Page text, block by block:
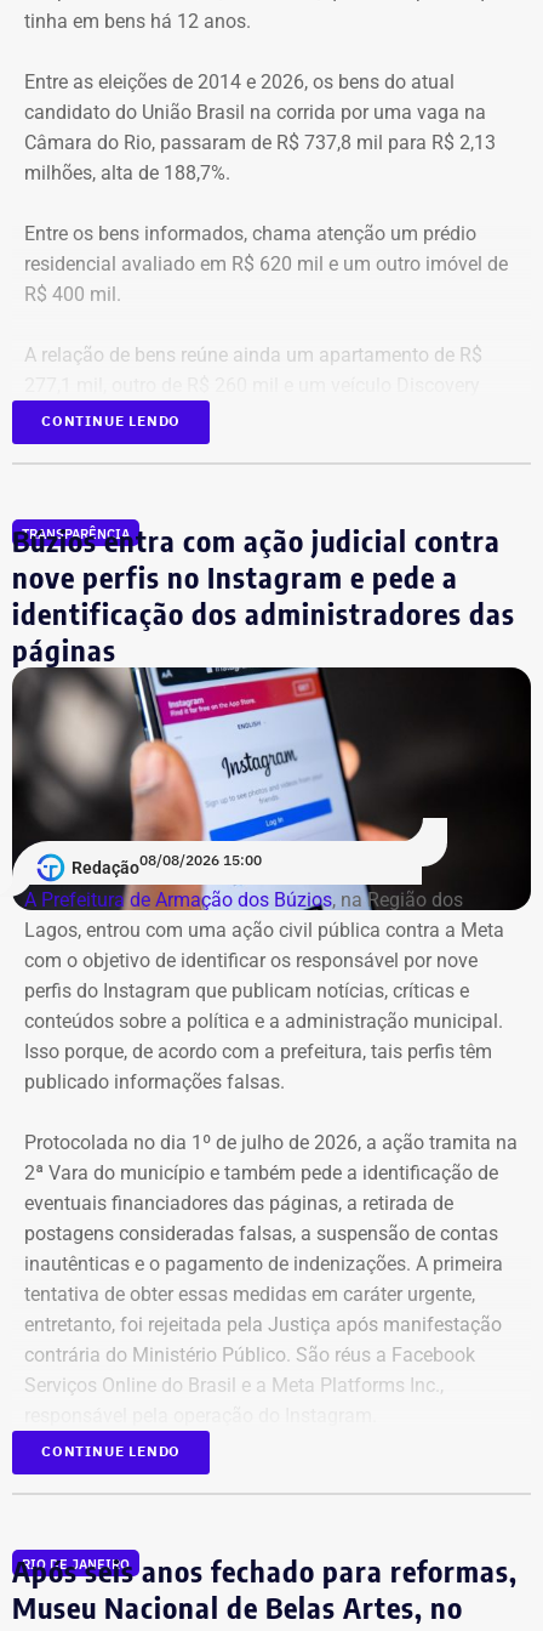
tinha em bens há 12 anos.
Entre as eleições de 2014 e 2026, os bens do atual
candidato do União Brasil na corrida por uma vaga na
Câmara do Rio, passaram de R$ 737,8 mil para R$ 2,13
milhões, alta de 188,7%.
Entre os bens informados, chama atenção um prédio
residencial avaliado em R$ 620 mil e um outro imóvel de
R$ 400 mil.
A relação de bens reúne ainda um apartamento de R$
D300, ano 2023, declarado por R$ 330 mil. Também
aparecem na lista cerca de R$ 177 mil em aplicações e
Na disputa de 2014, quando concorreu e foi eleito
deputado estadual pelo então PMDB, Rossi declarou
CONTINUE LENDO
TRANSPARÊNCIA
Búzios entra com ação judicial contra
nove perfis no Instagram e pede a
identificação dos administradores das
páginas
Redação08/08/2026 15:00
A Prefeitura de Armação dos Búzios, na Região dos
Lagos, entrou com uma ação civil pública contra a Meta
com o objetivo de identificar os responsável por nove
perfis do Instagram que publicam notícias, críticas e
conteúdos sobre a política e a administração municipal.
Isso porque, de acordo com a prefeitura, tais perfis têm
publicado informações falsas.
Protocolada no dia 1º de julho de 2026, a ação tramita na
2ª Vara do município e também pede a identificação de
eventuais financiadores das páginas, a retirada de
postagens consideradas falsas, a suspensão de contas
inautênticas e o pagamento de indenizações. A primeira
tentativa de obter essas medidas em caráter urgente,
entretanto, foi rejeitada pela Justiça após manifestação
contrária do Ministério Público. São réus a Facebook
Serviços Online do Brasil e a Meta Platforms Inc.,
Os administradores dos perfis não foram incluídos no
tem como alvo informações relacionadas a nove contas.
São elas: @buziosinformacoes;
CONTINUE LENDO
RIO DE JANEIRO
Após seis anos fechado para reformas,
Museu Nacional de Belas Artes, no